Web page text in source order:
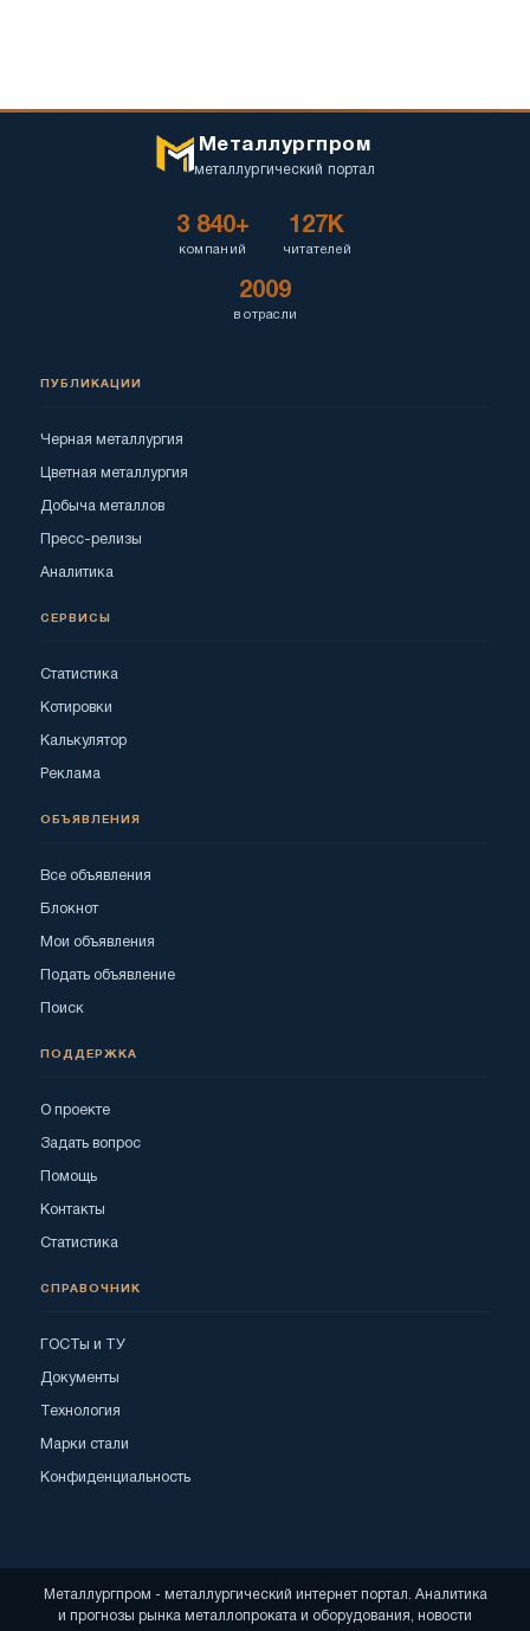
Металлургпром
металлургический портал
3 840+
компаний
127K
читателей
2009
в отрасли
ПУБЛИКАЦИИ
Черная металлургия
Цветная металлургия
Добыча металлов
Пресс-релизы
Аналитика
СЕРВИСЫ
Статистика
Котировки
Калькулятор
Реклама
ОБЪЯВЛЕНИЯ
Все объявления
Блокнот
Мои объявления
Подать объявление
Поиск
ПОДДЕРЖКА
О проекте
Задать вопрос
Помощь
Контакты
Статистика
СПРАВОЧНИК
ГОСТы и ТУ
Документы
Технология
Марки стали
Конфиденциальность
Металлургпром - металлургический интернет портал. Аналитика
и прогнозы рынка металлопроката и оборудования, новости